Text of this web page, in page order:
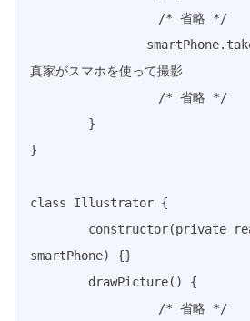
/* 省略 */
		smartPhone
.
真家がスマホを使って撮影
/* 省略 */
}
}
class Illustrator {
constructor(private
smartPhone) {}
drawPicture( )
{
/* 省略 */